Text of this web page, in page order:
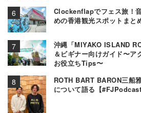
Clockenflapでフェス旅！
めの香港観光スポットまと
沖縄「MIYAKO ISLAND
＆ビギナー向けガイド〜ア
お役立ちTips〜
ROTH BART BARON三船
について語る【